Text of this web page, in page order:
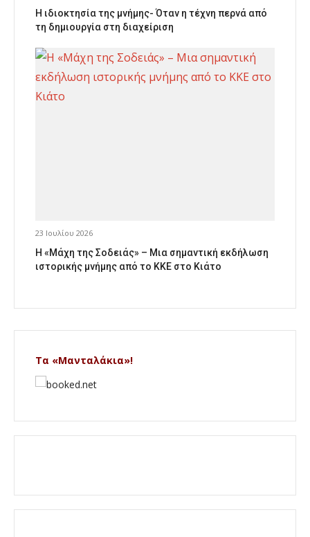
Η ιδιοκτησία της μνήμης- Όταν η τέχνη περνά από
τη δημιουργία στη διαχείριση
23 Ιουλίου 2026
Η «Μάχη της Σοδειάς» – Μια σημαντική εκδήλωση
ιστορικής μνήμης από το ΚΚΕ στο Κιάτο
Τα «Μανταλάκια»!